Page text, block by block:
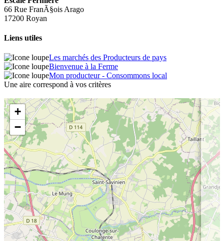
66 Rue FranÃ§ois Arago
17200 Royan
Liens utiles
Les marchés des Producteurs de pays
Bienvenue à la Ferme
Mon producteur - Consommons local
Une aire correspond à vos critères
+
−